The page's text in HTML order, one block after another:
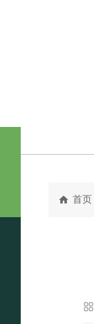
首页